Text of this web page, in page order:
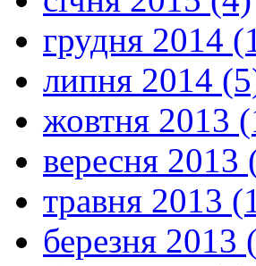
грудня 2014
липня 2014
жовтня 2013
вересня 2013
травня 2013
березня 2013